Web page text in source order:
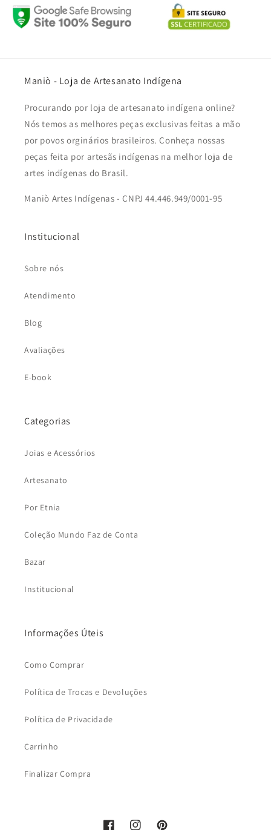
Maniò - Loja de Artesanato Indígena
Procurando por loja de artesanato indígena online?
Nós temos as melhores peças exclusivas feitas a mão
por povos orginários brasileiros. Conheça nossas
peças feita por artesãs indígenas na melhor loja de
artes indígenas do Brasil.
Maniò Artes Indígenas - CNPJ 44.446.949/0001-95
Institucional
Sobre nós
Atendimento
Blog
Avaliações
E-book
Categorias
Joias e Acessórios
Artesanato
Por Etnia
Coleção Mundo Faz de Conta
Bazar
Institucional
Informações Úteis
Como Comprar
Política de Trocas e Devoluções
Política de Privacidade
Carrinho
Finalizar Compra